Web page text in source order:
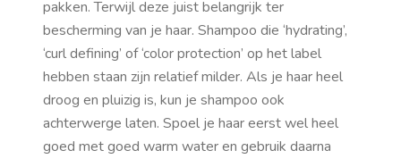
pakken. Terwijl deze juist belangrijk ter
bescherming van je haar. Shampoo die ‘hydrating’,
‘curl defining’ of ‘color protection’ op het label
hebben staan zijn relatief milder. Als je haar heel
droog en pluizig is, kun je shampoo ook
achterwerge laten. Spoel je haar eerst wel heel
goed met goed warm water en gebruik daarna